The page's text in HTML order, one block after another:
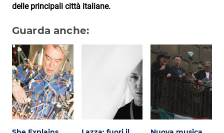
delle principali città italiane.
Guarda anche: